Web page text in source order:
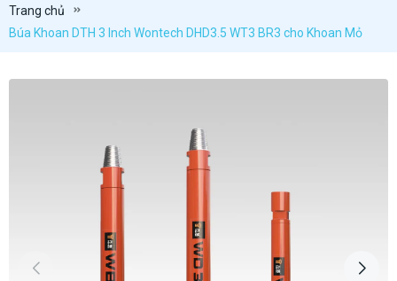
Trang chủ
Búa Khoan DTH 3 Inch Wontech DHD3.5 WT3 BR3 cho Khoan Mỏ